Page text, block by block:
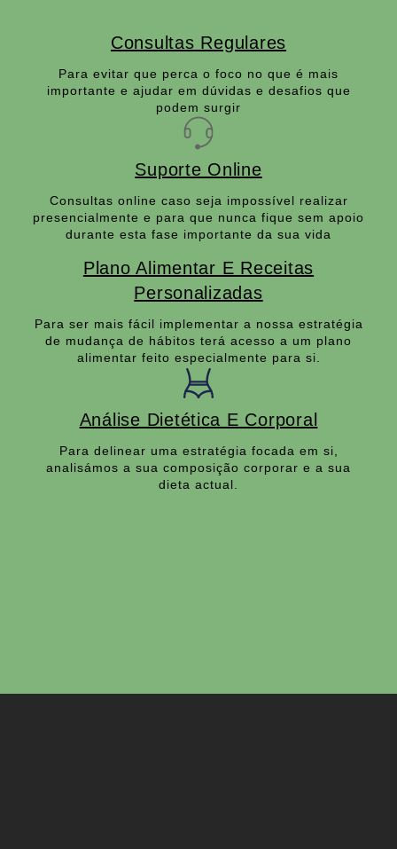
Consultas Regulares
Para evitar que perca o foco no que é mais
importante e ajudar em dúvidas e desafios que
podem surgir
Suporte Online
Consultas online caso seja impossível realizar
presencialmente e para que nunca fique sem apoio
durante esta fase importante da sua vida
Plano Alimentar E Receitas
Personalizadas
Para ser mais fácil implementar a nossa estratégia
de mudança de hábitos terá acesso a um plano
alimentar feito especialmente para si.
Análise Dietética E Corporal
Para delinear uma estratégia focada em si,
analisámos a sua composição corporar e a sua
dieta actual.